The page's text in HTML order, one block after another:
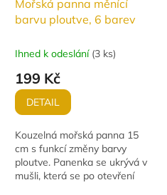
Mořská panna měnící
barvu ploutve, 6 barev
Ihned k odeslání (3 ks)
199 Kč
DETAIL
Kouzelná mořská panna 15
cm s funkcí změny barvy
ploutve. Panenka se ukrývá v
mušli, která se po otevření